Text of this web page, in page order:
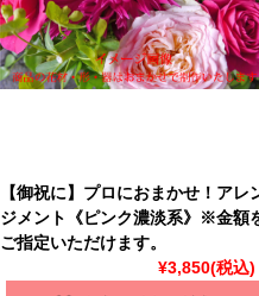
【御祝に】プロにおまかせ！アレ
ジメント《ピンク濃淡系》※金額
ご指定いただけます。
¥3,850(税込)